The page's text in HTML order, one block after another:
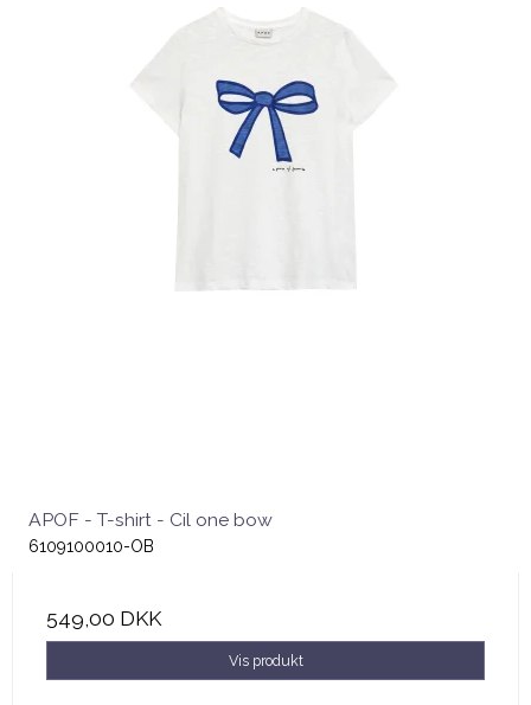
APOF - T-shirt - Cil one bow
6109100010-OB
549,00 DKK
Vis produkt